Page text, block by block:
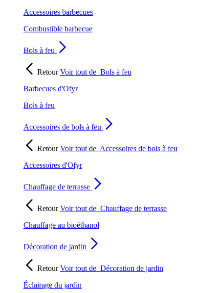
Accessoires barbecues
Combustible barbecue
Bols à feu
RetourVoir tout de Bols à feu
Barbecues d'Ofyr
Bols à feu
Accessoires de bols à feu
RetourVoir tout de Accessoires de bols à feu
Accessoires d'Ofyr
Chauffage de terrasse
RetourVoir tout de Chauffage de terrasse
Chauffage au bioéthanol
Décoration de jardin
RetourVoir tout de Décoration de jardin
Éclairage du jardin